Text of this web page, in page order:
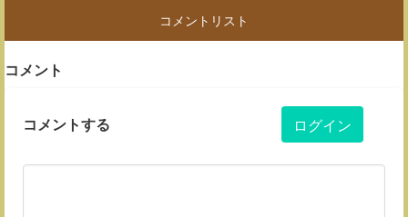
コメントリスト
コメント
コメントする ログイン